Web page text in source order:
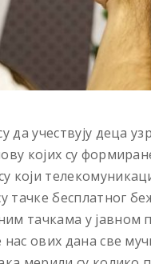
да учествују деца
којих су
који
тачке бесплатног
тачкама у јавном
ових дана све